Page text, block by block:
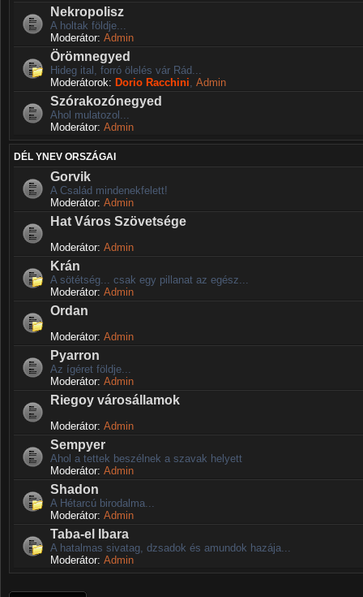
Nekropolisz
A holtak földje...
Moderátor: Admin
Örömnegyed
Hideg ital, forró ölelés vár Rád...
Moderátorok: Dorio Racchini Admin
Szórakozónegyed
Ahol mulatozol...
Moderátor: Admin
DÉL YNEV ORSZÁGAI
Gorvik
A Család mindenekfelett!
Moderátor: Admin
Hat Város Szövetsége
Moderátor: Admin
Krán
A sötétség... csak egy pillanat az egész...
Moderátor: Admin
Ordan
Moderátor: Admin
Pyarron
Az ígéret földje...
Moderátor: Admin
Riegoy városállamok
Moderátor: Admin
Sempyer
Ahol a tettek beszélnek a szavak helyett
Moderátor: Admin
Shadon
A Hétarcú birodalma...
Moderátor: Admin
Taba-el Ibara
A hatalmas sivatag, dzsadok és amundok hazája...
Moderátor: Admin